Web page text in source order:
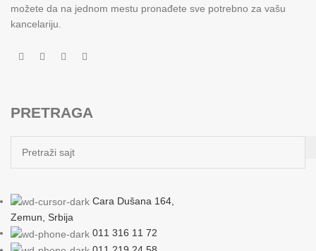
možete da na jednom mestu pronađete sve potrebno za vašu
kancelariju.
PRETRAGA
Cara Dušana 164,
Zemun, Srbija
011 316 11 72